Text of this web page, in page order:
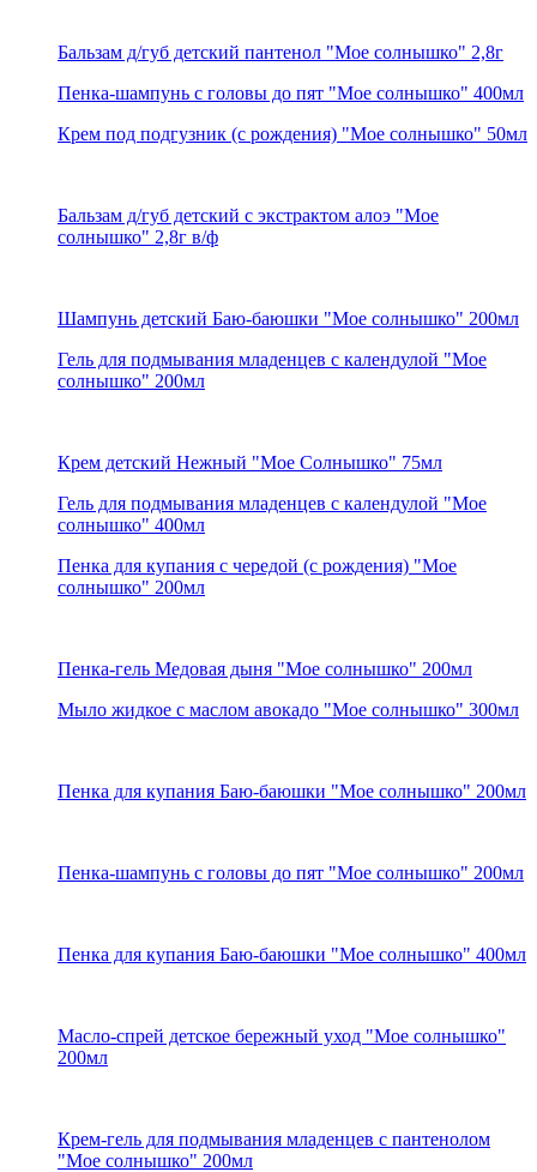
Бальзам д/губ детский пантенол "Мое солнышко" 2,8г
Пенка-шампунь с головы до пят "Мое солнышко" 400мл
Крем под подгузник (с рождения) "Мое солнышко" 50мл
Бальзам д/губ детский с экстрактом алоэ "Мое
солнышко" 2,8г в/ф
Шампунь детский Баю-баюшки "Мое солнышко" 200мл
Гель для подмывания младенцев с календулой "Мое
солнышко" 200мл
Крем детский Нежный "Мое Солнышко" 75мл
Гель для подмывания младенцев с календулой "Мое
солнышко" 400мл
Пенка для купания с чередой (с рождения) "Мое
солнышко" 200мл
Пенка-гель Медовая дыня "Мое солнышко" 200мл
Мыло жидкое с маслом авокадо "Мое солнышко" 300мл
Пенка для купания Баю-баюшки "Мое солнышко" 200мл
Пенка-шампунь с головы до пят "Мое солнышко" 200мл
Пенка для купания Баю-баюшки "Мое солнышко" 400мл
Масло-спрей детское бережный уход "Мое солнышко"
200мл
Крем-гель для подмывания младенцев с пантенолом
"Мое солнышко" 200мл